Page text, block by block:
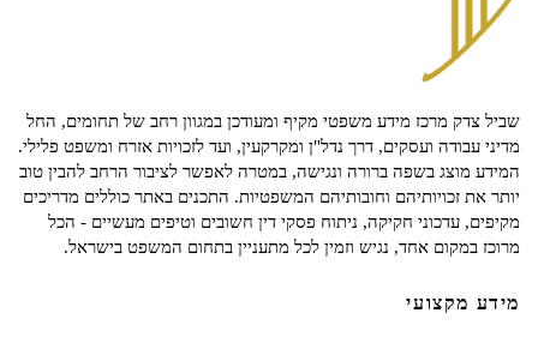
שביל צדק מרכז מידע משפטי מקיף ומעודכן במגוון רחב של תחומים, החל
מדיני עבודה ועסקים, דרך נדל"ן ומקרקעין, ועד לזכויות אזרח ומשפט פלילי.
המידע מוצג בשפה ברורה ונגישה, במטרה לאפשר לציבור הרחב להבין טוב
יותר את זכויותיהם וחובותיהם המשפטיות. התכנים באתר כוללים מדריכים
מקיפים, עדכוני חקיקה, ניתוח פסקי דין חשובים וטיפים מעשיים - הכל
מרוכז במקום אחד, נגיש וזמין לכל מתעניין בתחום המשפט בישראל.
מידע מקצועי